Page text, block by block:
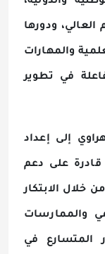
العالي، ودورها
والمهارات
في تطوير
إلى إعداد
قادرة على دعم
خلال الابتكار
والممارسات
المتسارع في